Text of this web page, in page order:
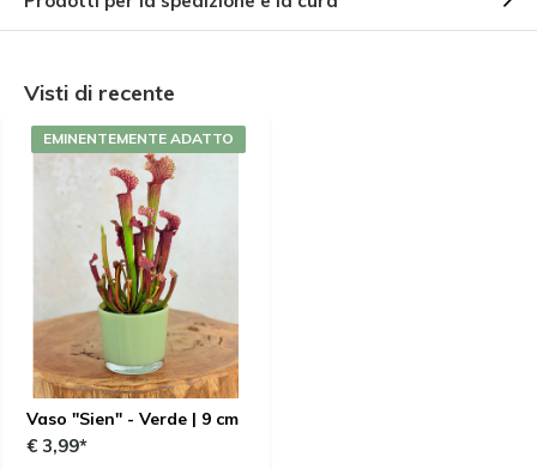
Visti di recente
Vaso "Sien" - Verde | 9 cm
EMINENTEMENTE ADATTO
€ 3,99*